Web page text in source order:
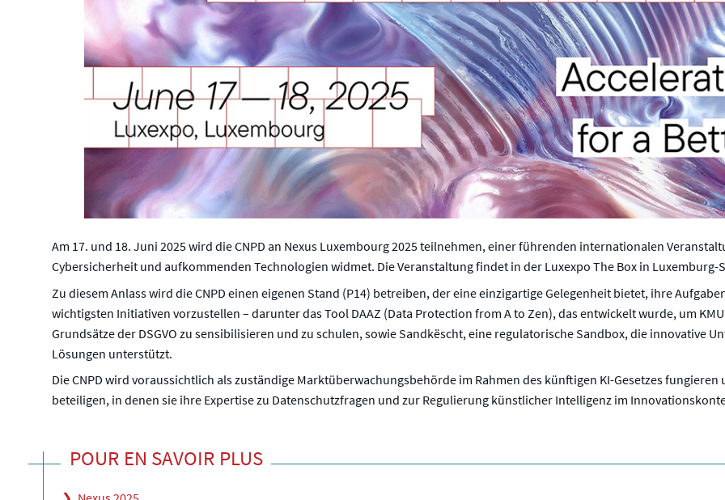
Am 17. und 18. Juni 2025 wird die CNPD an Nexus Luxembourg 2025 teilnehmen, einer führenden internationalen
Cybersicherheit und aufkommenden Technologien widmet. Die Veranstaltung findet in der Luxexpo The Box in Luxemburg-
Zu diesem Anlass wird die CNPD einen eigenen Stand (P14) betreiben, der eine einzigartige Gelegenheit bietet, ihre
wichtigsten Initiativen vorzustellen – darunter das Tool DAAZ (Data Protection from A to Zen), das entwickelt wurde, um
Grundsätze der DSGVO zu sensibilisieren und zu schulen, sowie Sandkëscht, eine regulatorische Sandbox, die innovative
Lösungen unterstützt.
Die CNPD wird voraussichtlich als zuständige Marktüberwachungsbehörde im Rahmen des künftigen KI-Gesetzes
beteiligen, in denen sie ihre Expertise zu Datenschutzfragen und zur Regulierung künstlicher Intelligenz im
POUR EN SAVOIR PLUS